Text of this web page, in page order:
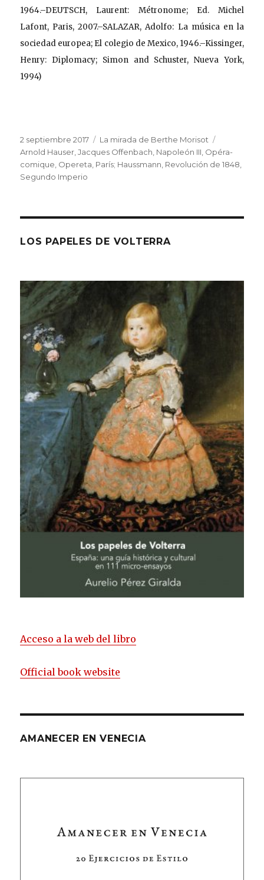
1964.–DEUTSCH, Laurent: Métronome; Ed. Michel
Lafont, Paris, 2007.–SALAZAR, Adolfo: La música en la
sociedad europea; El colegio de Mexico, 1946.–Kissinger,
Henry: Diplomacy; Simon and Schuster, Nueva York,
1994)
Publicado
el
2 septiembre 2017 Categorías
La mirada de Berthe Morisot
Arnold Hauser,Jacques Offenbach, Napoleón III, Opéra-
comique, Opereta, París; Haussmann, Revolución de 1848,
Segundo Imperio
LOS PAPELES DE VOLTERRA
Acceso a la web del libro
Official book website
AMANECER EN VENECIA